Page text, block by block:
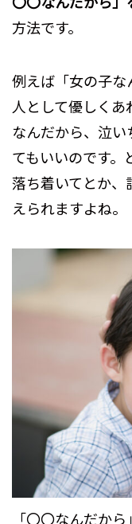
方法です。
例えば「女の子な
人として優しく
なんだから、泣
てもいいのです。
落ち着いてとか
えられますよね。
「〇〇なんだか